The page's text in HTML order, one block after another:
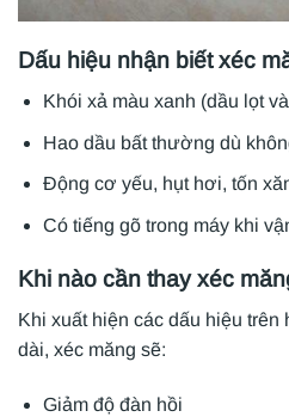
Dấu hiệu nhận biết xéc
Khói xả màu xanh (dầu lọt
Hao dầu bất thường dù
Động cơ yếu, hụt hơi, tốn
Có tiếng gõ trong máy khi
Khi nào cần thay xéc
Khi xuất hiện các dấu hiệu
dài, xéc măng sẽ:
Giảm độ đàn hồi